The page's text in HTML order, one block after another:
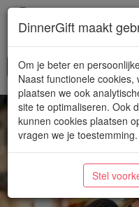
V
DinnerGift maakt
Om je beter en
Naast functionele
plaatsen we ook
site te optimaliseren. Ook
kunnen cookies plaatsen
vragen we je
Stel